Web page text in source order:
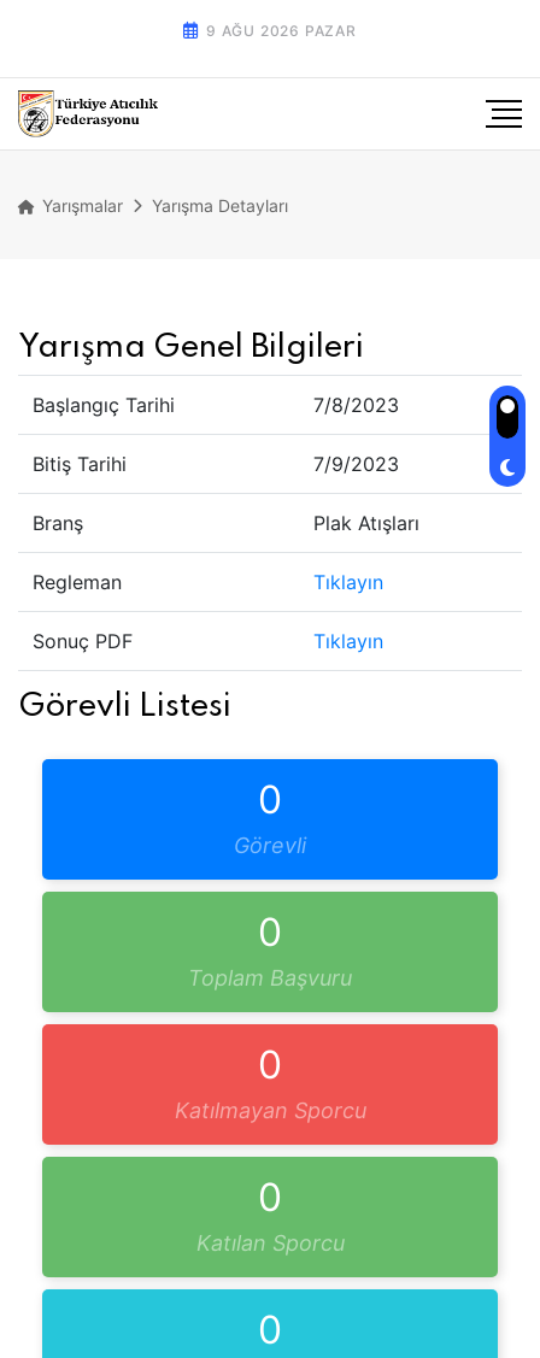
9 AĞU 2026 PAZAR
Yarışmalar Yarışma Detayları
Yarışma Genel Bilgileri
Başlangıç Tarihi 7/8/2023
Bitiş Tarihi 7/9/2023
Branş Plak Atışları
Regleman Tıklayın
Sonuç PDF Tıklayın
Görevli Listesi
0
Görevli
0
Toplam Başvuru
0
Katılmayan Sporcu
0
Katılan Sporcu
0